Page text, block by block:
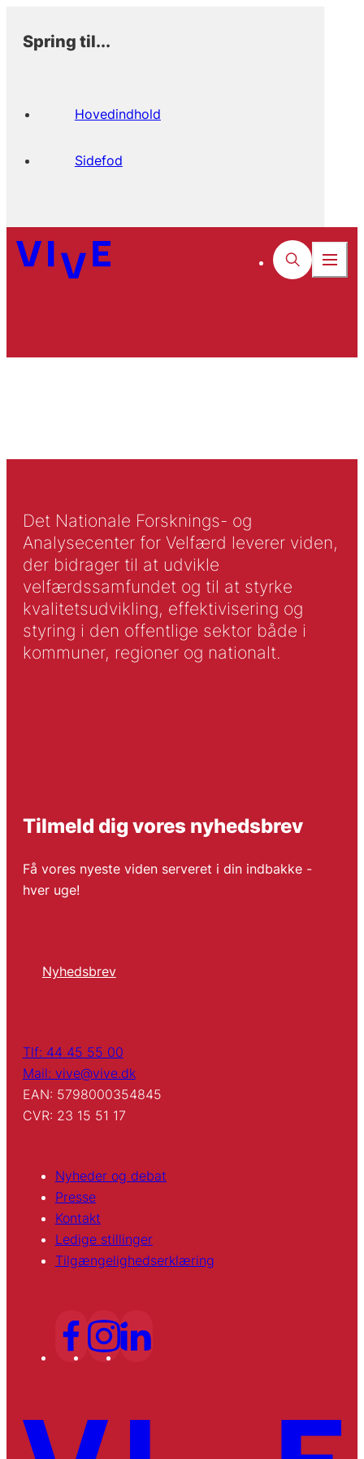
Spring til...
Hovedindhold
Sidefod
Det Nationale Forsknings- og
Analysecenter for Velfærd leverer viden,
der bidrager til at udvikle
velfærdssamfundet og til at styrke
kvalitetsudvikling, effektivisering og
styring i den offentlige sektor både i
kommuner, regioner og nationalt.
Tilmeld dig vores nyhedsbrev
Få vores nyeste viden serveret i din indbakke -
hver uge!
Nyhedsbrev
Tlf: 44 45 55 00
Mail: vive@vive.dk
EAN: 5798000354845
CVR: 23 15 51 17
Nyheder og debat
Presse
Kontakt
Ledige stillinger
Tilgængelighedserklæring